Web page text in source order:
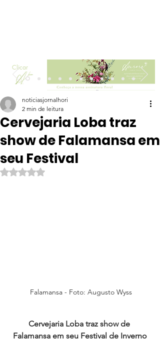
Clicar
Cervejaria Loba traz
show de Falamansa em
seu Festival
noticiasjornalhori
2 min de leitura
Avaliado com NaN de 5 estrelas.
Falamansa - Foto: Augusto Wyss
Cervejaria Loba traz show de
Falamansa em seu Festival de Inverno